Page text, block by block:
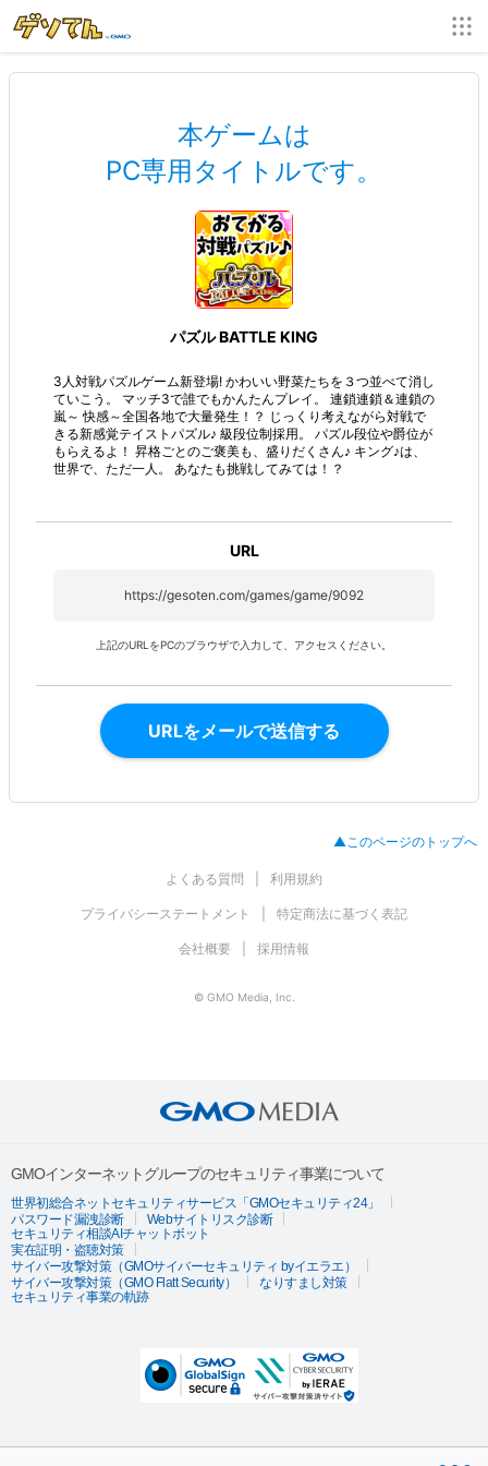
本ゲームは
PC専用タイトルです。
パズル BATTLE KING
3人対戦パズルゲーム新登場! かわいい野菜たちを３つ並べて消し
ていこう。 マッチ3で誰でもかんたんプレイ。 連鎖連鎖＆連鎖の
嵐～ 快感～全国各地で大量発生！？ じっくり考えながら対戦で
きる新感覚テイストパズル♪ 級段位制採用。 パズル段位や爵位が
もらえるよ！ 昇格ごとのご褒美も、盛りだくさん♪ キング♪は、
世界で、ただ一人。 あなたも挑戦してみては！？
URL
https://gesoten.com/games/game/9092
上記のURLをPCのブラウザで入力して、アクセスください。
URLをメールで送信する
▲このページのトップへ
よくある質問 利用規約
プライバシーステートメント 特定商法に基づく表記
会社概要 採用情報
© GMO Media, Inc.
GMOインターネットグループのセキュリティ事業について
世界初総合ネットセキュリティサービス「GMOセキュリティ24」
パスワード漏洩診断
Webサイトリスク診断
セキュリティ相談AIチャットボット
実在証明・盗聴対策
サイバー攻撃対策（GMOサイバーセキュリティ byイエラエ）
サイバー攻撃対策（GMO Flatt Security）
なりすまし対策
セキュリティ事業の軌跡